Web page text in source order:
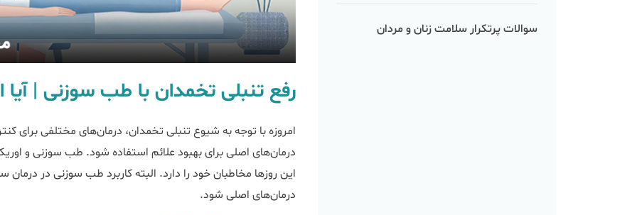
سوالات پرتکرار سلامت زنان و مردان
رفع تنبلی تخمدان با طب سوزنی |
امروزه با توجه به شیوع تنبلی تخمدان، درمان‌های مختلفی برای
درمان‌های اصلی برای بهبود علائم استفاده شود. طب سوزنی و
این روزها مخاطبان خود را دارد. البته کاربرد طب سوزنی در
درمان‌های اصلی شود.